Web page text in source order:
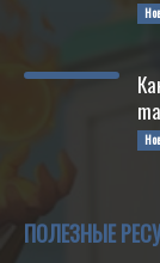
ПОЛЕЗНЫЕ